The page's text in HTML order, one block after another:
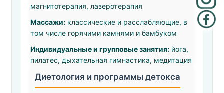
магнитотерапия, лазеротерапия
Массажи: классические и расслабляющие, в
том числе горячими камнями и бамбуком
Индивидуальные и групповые занятия: йога,
пилатес, дыхательная гимнастика, медитация
Диетология и программы детокса